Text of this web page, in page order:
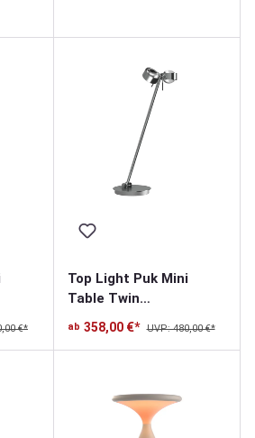
€*
Top Light Puk Mini
Table Twin
Tischleuchte
ab 358,00 €* UVP: 480,00 €*